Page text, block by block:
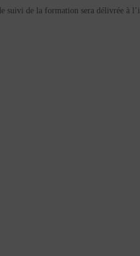
suivi de la formation sera délivrée à